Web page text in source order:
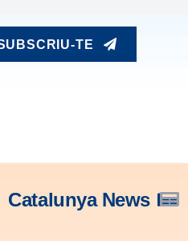
TE
Catalunya News